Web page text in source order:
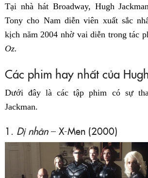
Tại nhà hát Broadway, Hugh
Tony cho Nam diễn viên xuất sắc
kịch năm 2004 nhờ vai diễn trong tác
Oz.
Các phim hay nhất của
Dưới đây là các tập phim có sự
Jackman.
1. Dị nhân– X-Men (2000)